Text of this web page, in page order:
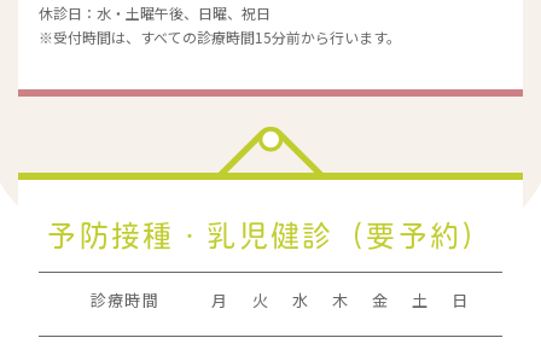
休診日：水・土曜午後、日曜、祝日
※受付時間は、すべての診療時間15分前から行います。
予防接種・乳児健診（要予約）
診療時間 月 火 水 木 金 土 日